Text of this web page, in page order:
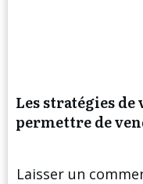
Les stratégies
permettre de
Laisser un